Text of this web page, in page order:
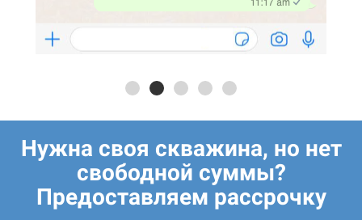
Нужна своя скважина, но нет
свободной суммы?
Предоставляем рассрочку